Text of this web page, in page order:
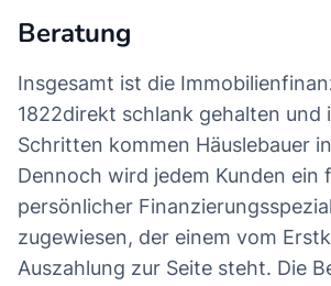
Beratung
Insgesamt ist die
1822direkt schlank gehalten und
Schritten kommen Häuslebauer
Dennoch wird jedem Kunden ein
persönlicher
zugewiesen, der einem vom
Auszahlung zur Seite steht. Die